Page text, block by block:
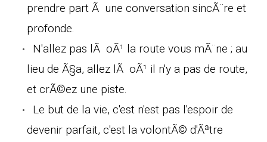
prendre part Ã une conversation sincÃ¨re et
profonde.
N'allez pas lÃ oÃ¹ la route vous mÃ¨ne ; au
lieu de Ã§a, allez lÃ oÃ¹ il n'y a pas de route,
et crÃ©ez une piste.
Le but de la vie, c'est n'est pas l'espoir de
devenir parfait, c'est la volontÃ© d'Ãªtre